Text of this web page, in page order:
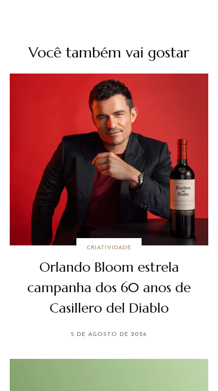
Você também vai gostar
CRIATIVIDADE
Orlando Bloom estrela
campanha dos 60 anos de
Casillero del Diablo
5 DE AGOSTO DE 2026